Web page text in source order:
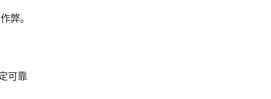
弊。
可靠